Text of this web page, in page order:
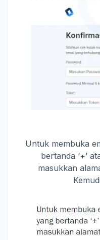
Untuk membuka
bertanda ‘+’
masukkan